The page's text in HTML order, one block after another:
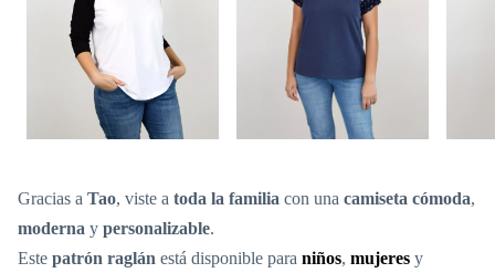
Gracias a Tao, viste a toda la familia con una camiseta cómoda,
moderna y personalizable.
Este patrón raglán está disponible para niños, mujeres y